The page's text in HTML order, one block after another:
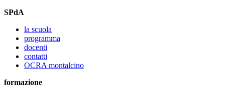
SPdA
la scuola
programma
docenti
contatti
OCRA montalcino
formazione